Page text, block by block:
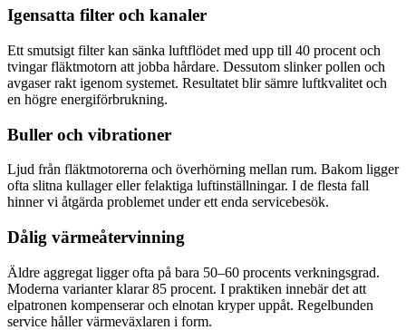
Igensatta filter och kanaler
Ett smutsigt filter kan sänka luftflödet med upp till 40 procent och
tvingar fläktmotorn att jobba hårdare. Dessutom slinker pollen och
avgaser rakt igenom systemet. Resultatet blir sämre luftkvalitet och
en högre energiförbrukning.
Buller och vibrationer
Ljud från fläktmotorerna och överhörning mellan rum. Bakom ligger
ofta slitna kullager eller felaktiga luftinställningar. I de flesta fall
hinner vi åtgärda problemet under ett enda servicebesök.
Dålig värmeåtervinning
Äldre aggregat ligger ofta på bara 50–60 procents verkningsgrad.
Moderna varianter klarar 85 procent. I praktiken innebär det att
elpatronen kompenserar och elnotan kryper uppåt. Regelbunden
service håller värmeväxlaren i form.